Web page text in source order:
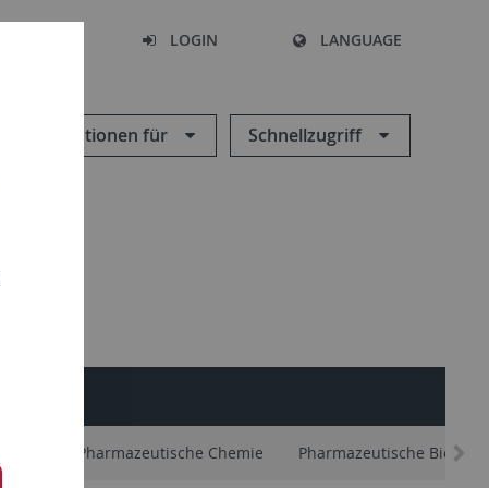
LOGIN LANGUAGE
Informationen für Schnellzugriff
Pharmazeutische Chemie Pharmazeutische Biologie